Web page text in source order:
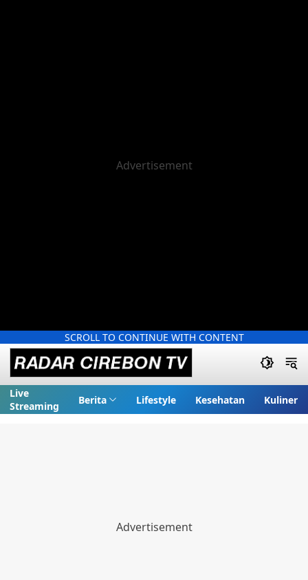
SCROLL TO CONTINUE WITH CONTENT
Live
Streaming
Berita Lifestyle Kesehatan Kuliner